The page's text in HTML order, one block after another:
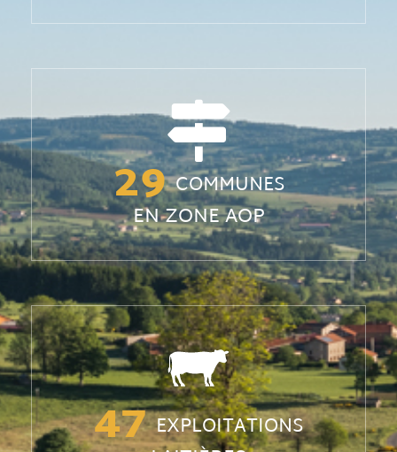
32 COMMUNES
EN ZONE AOP
55 EXPLOITATIONS